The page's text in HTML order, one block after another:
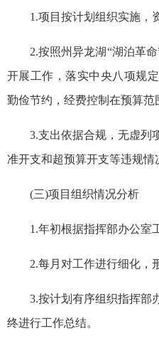
1.项目按计划组织实施，
2.按照州异龙湖“湖泊革
开展工作，落实中央八项规
勤俭节约，经费控制在预算范
3.支出依据合规，无虚列
准开支和超预算开支等违规情
(三)项目组织情况分析
1.年初根据指挥部办公室
2.每月对工作进行细化，
3.按计划有序组织指挥部
终进行工作总结。